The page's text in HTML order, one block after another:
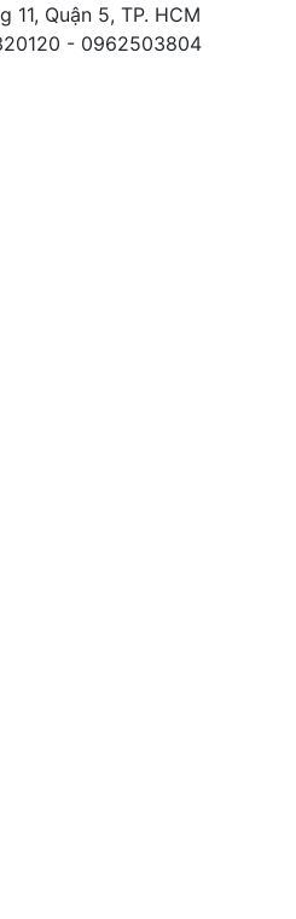
11, Quận 5, TP. HCM
- 0962503804